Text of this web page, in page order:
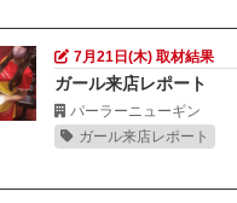
7月21日(木) 取材結果
ガール来店レポート
パーラーニューギン
ガール来店レポート